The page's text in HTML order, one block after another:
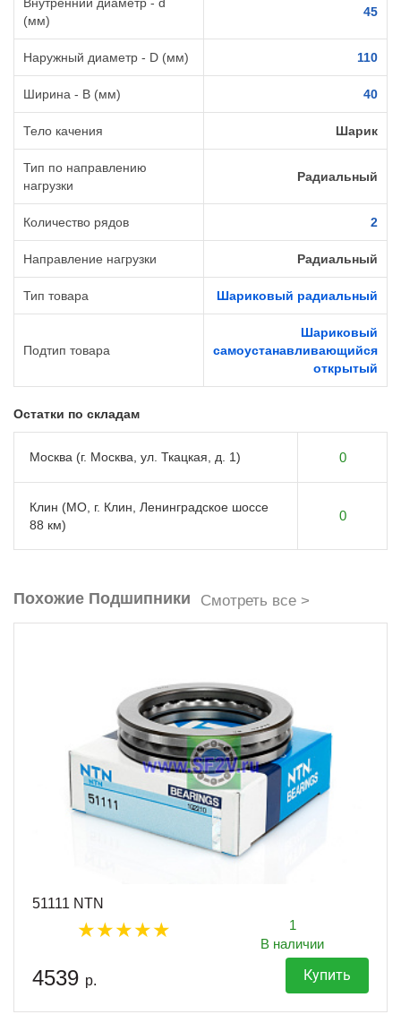
Внутренний диаметр - d
(мм)
45
Наружный диаметр - D (мм) 110
Ширина - B (мм) 40
Тело качения Шарик
Тип по направлению
нагрузки
Радиальный
Количество рядов 2
Направление нагрузки Радиальный
Тип товара Шариковый радиальный
Подтип товара
Шариковый
самоустанавливающийся
открытый
Остатки по складам
Москва (г. Москва, ул. Ткацкая, д. 1) 0
Клин (МО, г. Клин, Ленинградское шоссе
88 км)
0
Похожие Подшипники Смотреть все >
51111 NTN
1
В наличии
4539 р. Купить